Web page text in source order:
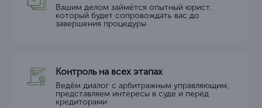
Вашим делом займётся опытный юрист,
который будет сопровождать вас до
завершения процедуры
Контроль на всех этапах
Ведём диалог с арбитражным управляющим,
представляем интересы в суде и перед
кредиторами